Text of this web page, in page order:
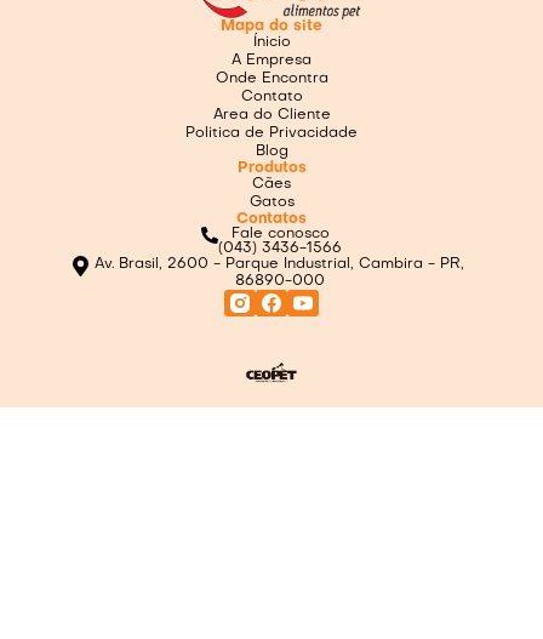
Mapa do site
Ínicio
A Empresa
Onde Encontra
Contato
Area do Cliente
Politica de Privacidade
Blog
Produtos
Cães
Gatos
Contatos
Fale conosco
(043) 3436-1566
Av. Brasil, 2600 - Parque Industrial, Cambira - PR,
86890-000